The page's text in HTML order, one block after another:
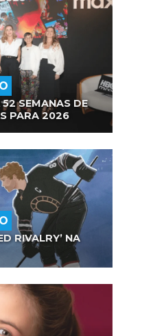
SEMANAS DE
PARA 2026
RIVALRY’ NA